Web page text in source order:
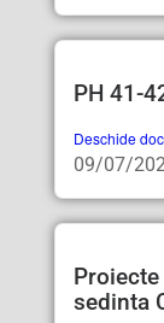
PH 41-
Deschide
09/07/
sedinta